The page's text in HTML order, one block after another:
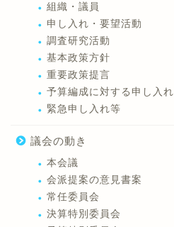
組織・議員
申し入れ・要望活動
調査研究活動
基本政策方針
重要政策提言
予算編成に対する申し入れ
緊急申し入れ等
議会の動き
本会議
会派提案の意見書案
常任委員会
決算特別委員会